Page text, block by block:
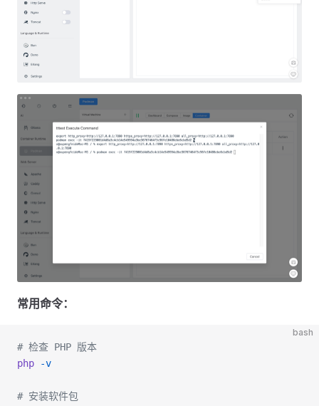
常用命令：
bash
# 检查 PHP 版本
php -v
# 安装软件包